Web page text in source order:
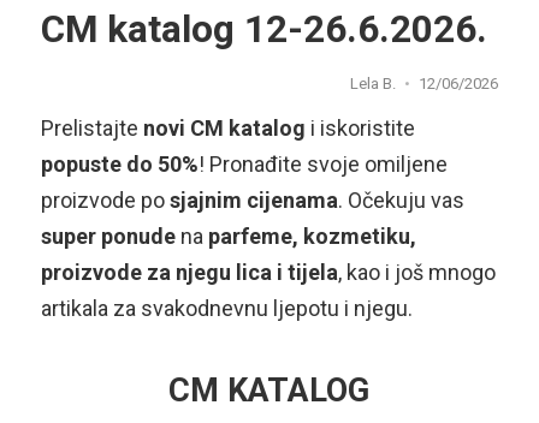
CM katalog 12-26.6.2026.
Lela B. 12/06/2026
Prelistajte novi CM katalog i iskoristite
popuste do 50%! Pronađite svoje omiljene
proizvode posjajnim cijenama. Očekuju vas
super ponudena parfeme, kozmetiku,
proizvode za njegu lica i tijela, kao i još mnogo
artikala za svakodnevnu ljepotu i njegu.
CM KATALOG